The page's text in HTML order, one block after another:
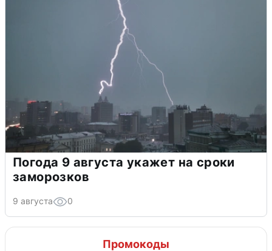
Погода 9 августа укажет на сроки
заморозков
9 августа 0
Промокоды